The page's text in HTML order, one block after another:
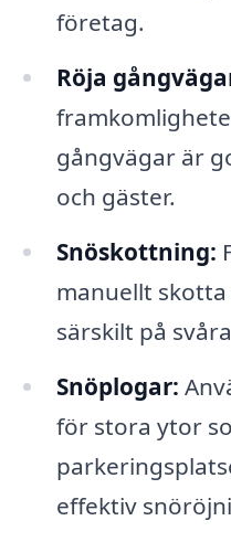
företag.
Röja
gångvägar är
och gäster.
Snöskottning:
manuellt
särskilt på
Snöplogar:
för stora ytor
effektiv